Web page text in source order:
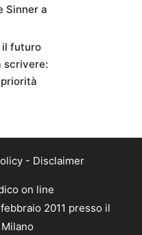
Sinner a
il futuro
scrivere:
priorità
- Disclaimer
on line
2011 presso il